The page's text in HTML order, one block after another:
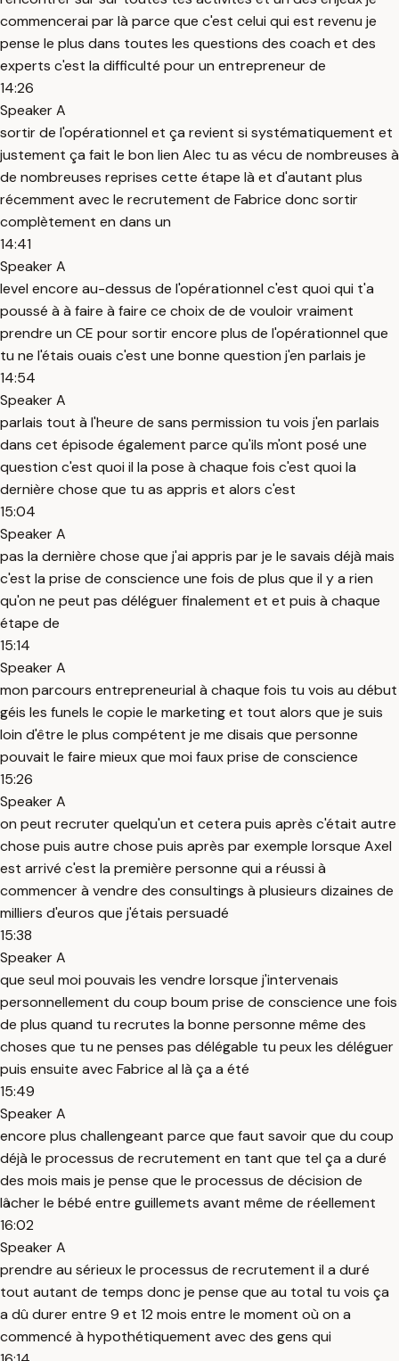
commencerai par là parce que c'est celui qui est revenu je
pense le plus dans toutes les questions des coach et des
experts c'est la difficulté pour un entrepreneur de
14:26
Speaker A
sortir de l'opérationnel et ça revient si systématiquement et
justement ça fait le bon lien Alec tu as vécu de nombreuses à
de nombreuses reprises cette étape là et d'autant plus
récemment avec le recrutement de Fabrice donc sortir
complètement en dans un
14:41
Speaker A
level encore au-dessus de l'opérationnel c'est quoi qui t'a
poussé à à faire à faire ce choix de de vouloir vraiment
prendre un CE pour sortir encore plus de l'opérationnel que
tu ne l'étais ouais c'est une bonne question j'en parlais je
14:54
Speaker A
parlais tout à l'heure de sans permission tu vois j'en parlais
dans cet épisode également parce qu'ils m'ont posé une
question c'est quoi il la pose à chaque fois c'est quoi la
dernière chose que tu as appris et alors c'est
15:04
Speaker A
pas la dernière chose que j'ai appris par je le savais déjà mais
c'est la prise de conscience une fois de plus que il y a rien
qu'on ne peut pas déléguer finalement et et puis à chaque
étape de
15:14
Speaker A
mon parcours entrepreneurial à chaque fois tu vois au début
géis les funels le copie le marketing et tout alors que je suis
loin d'être le plus compétent je me disais que personne
pouvait le faire mieux que moi faux prise de conscience
15:26
Speaker A
on peut recruter quelqu'un et cetera puis après c'était autre
chose puis autre chose puis après par exemple lorsque Axel
est arrivé c'est la première personne qui a réussi à
commencer à vendre des consultings à plusieurs dizaines de
milliers d'euros que j'étais persuadé
15:38
Speaker A
que seul moi pouvais les vendre lorsque j'intervenais
personnellement du coup boum prise de conscience une fois
de plus quand tu recrutes la bonne personne même des
choses que tu ne penses pas délégable tu peux les déléguer
puis ensuite avec Fabrice al là ça a été
15:49
Speaker A
encore plus challengeant parce que faut savoir que du coup
déjà le processus de recrutement en tant que tel ça a duré
des mois mais je pense que le processus de décision de
lâcher le bébé entre guillemets avant même de réellement
16:02
Speaker A
prendre au sérieux le processus de recrutement il a duré
tout autant de temps donc je pense que au total tu vois ça
a dû durer entre 9 et 12 mois entre le moment où on a
commencé à hypothétiquement avec des gens qui